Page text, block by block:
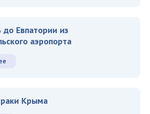
до Евпатории из
аэропорта
Крыма